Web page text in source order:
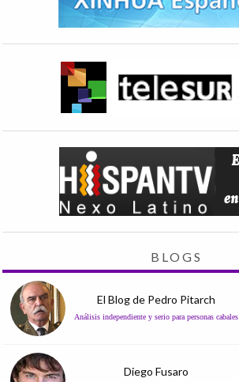
BLOGS
El Blog de Pedro Pitarch
Análisis independiente y serio para personas cabales
Diego Fusaro